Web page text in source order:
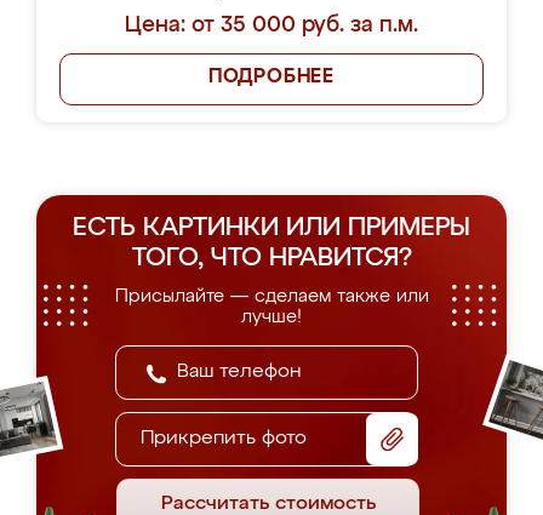
Цена: от 35 000 руб. за п.м.
ПОДРОБНЕЕ
ЕСТЬ КАРТИНКИ ИЛИ ПРИМЕРЫ
ТОГО, ЧТО НРАВИТСЯ?
Присылайте — сделаем также или
лучше!
Прикрепить фото
Рассчитать стоимость